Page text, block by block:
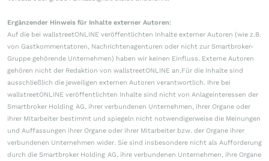
Ergänzender Hinweis für Inhalte externer Autoren:
Auf die bei wallstreetONLINE veröffentlichten Inhalte externer Autoren (wie z.B.
von Gastkommentatoren, Nachrichtenagenturen oder nicht zur Smartbroker-
Gruppe gehörende Unternehmen) haben wir keinen Einfluss. Externe Autoren
gehören nicht der Redaktion von wallstreetONLINE an.Für die Inhalte sind
ausschließlich die jeweiligen externen Autoren verantwortlich. Ihre bei
wallstreetONLINE veröffentlichten Inhalte sind nicht von Anlageinteressen der
Smartbroker Holding AG, ihrer verbundenen Unternehmen, ihrer Organe oder
ihrer Mitarbeiter bestimmt und spiegeln nicht notwendigerweise die Meinungen
und Auffassungen ihrer Organe oder ihrer Mitarbeiter bzw. der Organe ihrer
verbundenen Unternehmen wider. Sie sind insbesondere nicht als Aufforderung
durch die Smartbroker Holding AG, ihre verbundenen Unternehmen, ihre Organe